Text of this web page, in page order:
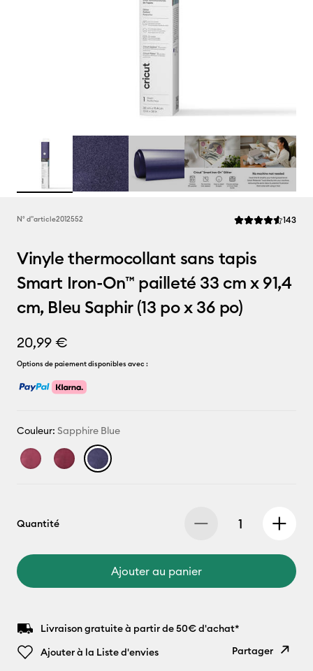
N° d''article2012552 La note moyenne
143
Vinyle thermocollant sans tapis
Smart Iron-On™ pailleté 33 cm x 91,4
cm, Bleu Saphir (13 po x 36 po)
20,99 €
Options de paiement disponibles avec :
Couleur: Sapphire Blue
Quantité
Ajouter au panier
Livraison gratuite à partir de 50€ d'achat*
Ajouter à la Liste d'envies
Partager